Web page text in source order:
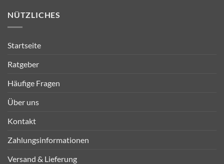
NÜTZLICHES
Startseite
Ratgeber
Häufige Fragen
Über uns
Kontakt
Zahlungsinformationen
Versand & Lieferung